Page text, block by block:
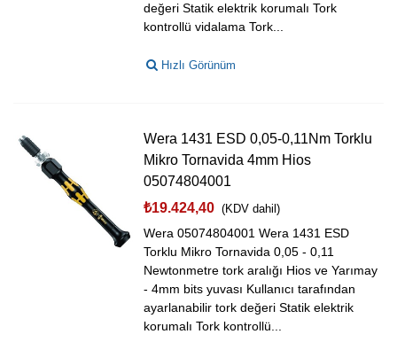
değeri Statik elektrik korumalı Tork
kontrollü vidalama Tork...
Hızlı Görünüm
Wera 1431 ESD 0,05-0,11Nm Torklu
Mikro Tornavida 4mm Hios
05074804001
₺19.424,40 (KDV dahil)
Wera 05074804001 Wera 1431 ESD
Torklu Mikro Tornavida 0,05 - 0,11
Newtonmetre tork aralığı Hios ve Yarımay
- 4mm bits yuvası Kullanıcı tarafından
ayarlanabilir tork değeri Statik elektrik
korumalı Tork kontrollü...